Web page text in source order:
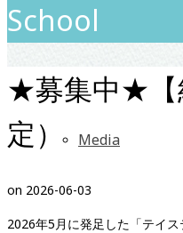
Media
School
★募集中★【
定）
on 2026-06-03
2026年5月に発足した「テイ